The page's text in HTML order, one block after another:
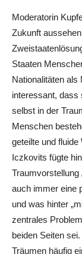
Moderatorin
Zukunft
Staaten
Nationalitäten als
interessant, dass
selbst in der
Menschen
geteilte und
Iczkovits fügte
Traumvorstellung
auch immer eine
und was hinter
zentrales
beiden Seiten
Träumen häufig